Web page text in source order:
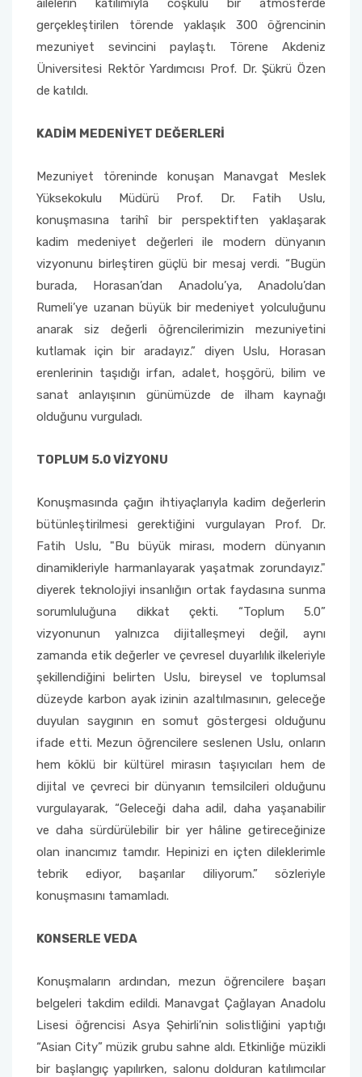
ailelerin katılımıyla coşkulu bir atmosferde
gerçekleştirilen törende yaklaşık 300 öğrencinin
mezuniyet sevincini paylaştı. Törene Akdeniz
Üniversitesi Rektör Yardımcısı Prof. Dr. Şükrü Özen
de katıldı.
KADİM MEDENİYET DEĞERLERİ
Mezuniyet töreninde konuşan Manavgat Meslek
Yüksekokulu Müdürü Prof. Dr. Fatih Uslu,
konuşmasına tarihî bir perspektiften yaklaşarak
kadim medeniyet değerleri ile modern dünyanın
vizyonunu birleştiren güçlü bir mesaj verdi. “Bugün
burada, Horasan’dan Anadolu’ya, Anadolu’dan
Rumeli’ye uzanan büyük bir medeniyet yolculuğunu
anarak siz değerli öğrencilerimizin mezuniyetini
kutlamak için bir aradayız.” diyen Uslu, Horasan
erenlerinin taşıdığı irfan, adalet, hoşgörü, bilim ve
sanat anlayışının günümüzde de ilham kaynağı
olduğunu vurguladı.
TOPLUM 5.0 VİZYONU
Konuşmasında çağın ihtiyaçlarıyla kadim değerlerin
bütünleştirilmesi gerektiğini vurgulayan Prof. Dr.
Fatih Uslu, "Bu büyük mirası, modern dünyanın
dinamikleriyle harmanlayarak yaşatmak zorundayız."
diyerek teknolojiyi insanlığın ortak faydasına sunma
sorumluluğuna dikkat çekti. “Toplum 5.0”
vizyonunun yalnızca dijitalleşmeyi değil, aynı
zamanda etik değerler ve çevresel duyarlılık ilkeleriyle
şekillendiğini belirten Uslu, bireysel ve toplumsal
düzeyde karbon ayak izinin azaltılmasının, geleceğe
duyulan saygının en somut göstergesi olduğunu
ifade etti. Mezun öğrencilere seslenen Uslu, onların
hem köklü bir kültürel mirasın taşıyıcıları hem de
dijital ve çevreci bir dünyanın temsilcileri olduğunu
vurgulayarak, “Geleceği daha adil, daha yaşanabilir
ve daha sürdürülebilir bir yer hâline getireceğinize
olan inancımız tamdır. Hepinizi en içten dileklerimle
tebrik ediyor, başarılar diliyorum.” sözleriyle
konuşmasını tamamladı.
KONSERLE VEDA
Konuşmaların ardından, mezun öğrencilere başarı
belgeleri takdim edildi. Manavgat Çağlayan Anadolu
Lisesi öğrencisi Asya Şehirli’nin solistliğini yaptığı
“Asian City” müzik grubu sahne aldı. Etkinliğe müzikli
bir başlangıç yapılırken, salonu dolduran katılımcılar
2022-2026 Stratejik Planı
Faaliyet Raporları
İlahiyat Fakültesi
İletişim Fakültesi
Manavgat Sosyal ve Beşeri Bilimler Fakültesi
Manavgat Turizm Fakültesi
Mimarlık Fakültesi
Mühendislik Fakültesi
Sağlık Bilimleri Fakültesi
Su Ürünleri Fakültesi
Tıp Fakültesi
Turizm Fakültesi
Uygulamalı Bilimler Fakültesi
Ziraat Fakültesi
Sağlık Hizmetleri MYO
Serik Gülsün Süleyman Süral MYO
Yapı İşleri ve Teknik Daire Başkanlığı
Uluslararası İlişkiler Ofisi
Mezun Bilgi Sistemi
Sıkça Sorulan Sorular
Online Sağlık Hizmetleri Randevu Sistemi
Yönetim Sistemi)
Dış Kaynaklı Proje Takip Sistemi
AB Projeleri
TÜBİTAK Projeleri
Web of Science